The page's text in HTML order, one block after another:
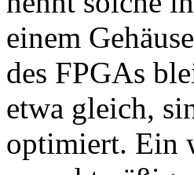
einem
des FPGAs
etwa gleich,
optimiert. Ein